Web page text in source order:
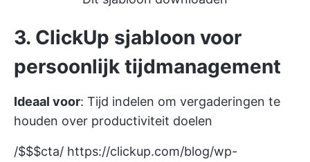
3. ClickUp sjabloon voor
persoonlijk tijdmanagement
Ideaal voor: Tijd indelen om vergaderingen te
houden over productiviteit doelen
/$$$cta/ https://clickup.com/blog/wp-